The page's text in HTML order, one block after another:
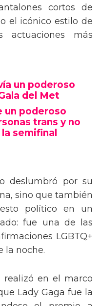
cortos de
el icónico estilo de
actuaciones más
un poderoso
del Met
un poderoso
trans y no
semifinal
deslumbró por su
sino que también
político en un
fue una de las
LGBTQ+
la noche.
realizó en el marco
Lady Gaga fue la